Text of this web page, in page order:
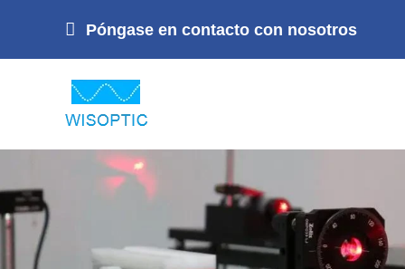
Póngase en contacto con nosotros